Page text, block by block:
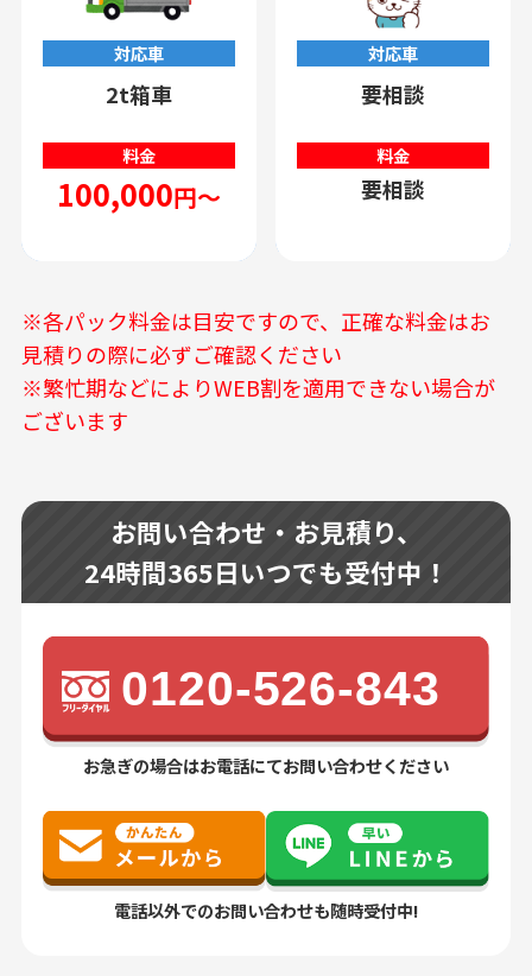
対応車
2t箱車
料金
100,000円～
対応車
要相談
料金
要相談
※各パック料金は目安ですので、正確な料金はお
見積りの際に必ずご確認ください
※繁忙期などによりWEB割を適用できない場合が
ございます
お問い合わせ・お見積り、
24時間365日いつでも受付中！
0120-526-843
お急ぎの場合はお電話にてお問い合わせください
電話以外でのお問い合わせも随時受付中!